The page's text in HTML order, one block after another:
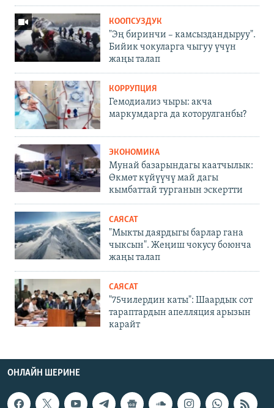
КООПСУЗДУК
"Эң биринчи – камсыздандыруу".
Бийик чокуларга чыгуу үчүн
жаңы талап
КОРРУПЦИЯ
Гемодиализ чыры: акча
маркумдарга да которулганбы?
ЭКОНОМИКА
Мунай базарындагы каатчылык:
Өкмөт күйүүчү май дагы
кымбаттай турганын эскертти
САЯСАТ
"Мыкты даярдыгы барлар гана
чыксын". Жеңиш чокусу боюнча
жаңы талап
САЯСАТ
"75чилердин каты": Шаардык сот
тараптардын апелляция арызын
карайт
ОНЛАЙН ШЕРИНЕ